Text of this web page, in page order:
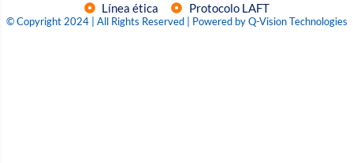
Línea ética
Protocolo LAFT
© Copyright 2024 | All Rights Reserved | Powered by Q-Vision Technologies